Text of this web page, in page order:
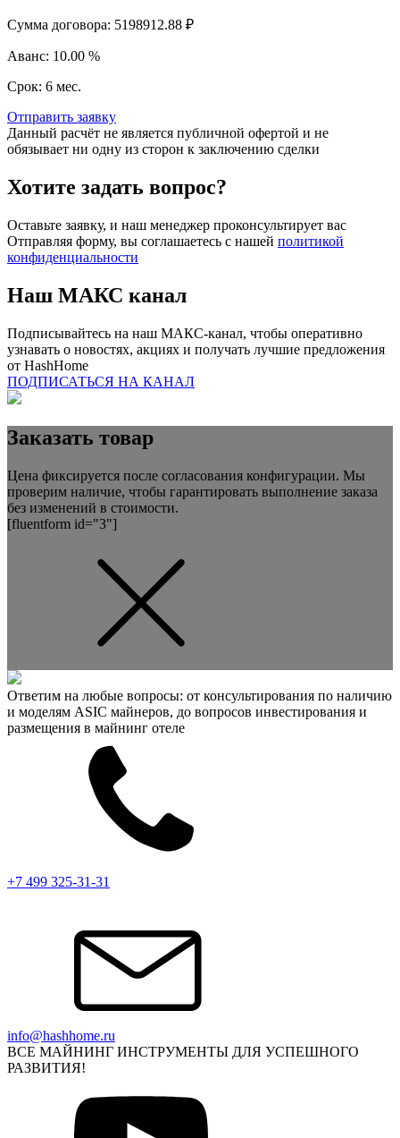
Сумма договора: 5198912.88 ₽
Аванс: 10.00 %
Срок: 6 мес.
Отправить заявку
Данный расчёт не является публичной офертой и не
обязывает ни одну из сторон к заключению сделки
Хотите задать вопрос?
Оставьте заявку, и наш менеджер проконсультирует вас
Отправляя форму, вы соглашаетесь с нашей политикой
конфиденциальности
Наш МАКС канал
Подписывайтесь на наш МАКС-канал, чтобы оперативно
узнавать о новостях, акциях и получать лучшие предложения
от HashHome
ПОДПИСАТЬСЯ НА КАНАЛ
Заказать товар
Цена фиксируется после согласования конфигурации. Мы
проверим наличие, чтобы гарантировать выполнение заказа
без изменений в стоимости.
[fluentform id="3"]
Ответим на любые вопросы: от консультирования по наличию
и моделям ASIC майнеров, до вопросов инвестирования и
размещения в майнинг отеле
+7 499 325-31-31
info@hashhome.ru
ВСЕ МАЙНИНГ ИНСТРУМЕНТЫ ДЛЯ УСПЕШНОГО
РАЗВИТИЯ!